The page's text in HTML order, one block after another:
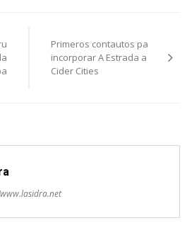
Primeros contautos pa
incorporar A Estrada a
Cider Cities